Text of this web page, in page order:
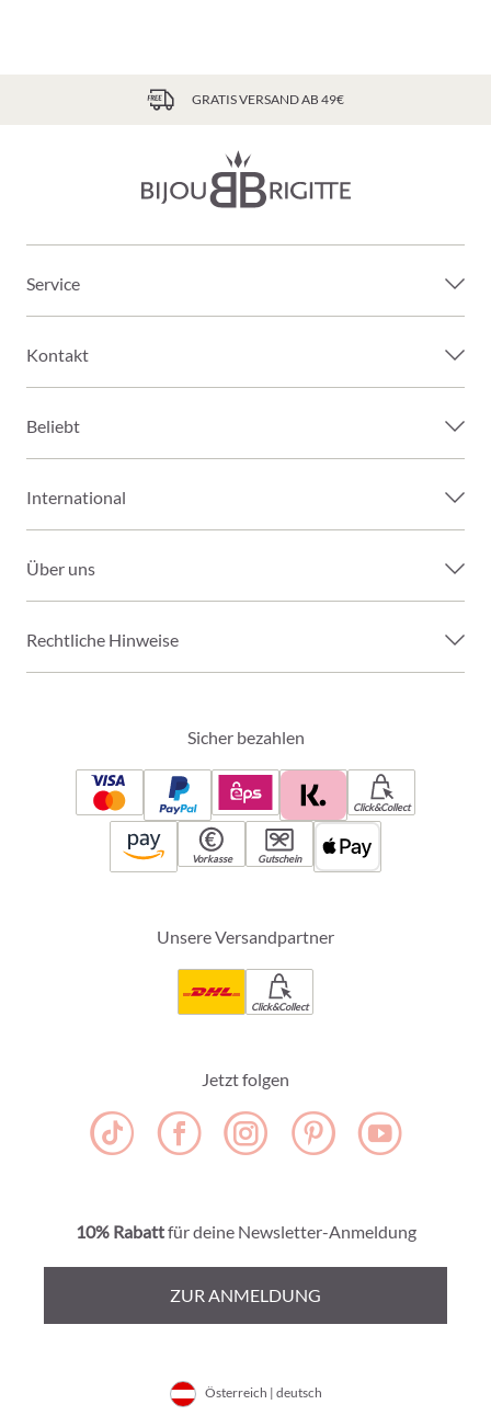
GRATIS VERSAND AB 49€
Service
Kontakt
Beliebt
International
Über uns
Rechtliche Hinweise
Sicher bezahlen
Click&Collect
Vorkasse Gutschein
Unsere Versandpartner
Click&Collect
Jetzt folgen
10% Rabattfür deine Newsletter-Anmeldung
ZUR ANMELDUNG
Österreich | deutsch